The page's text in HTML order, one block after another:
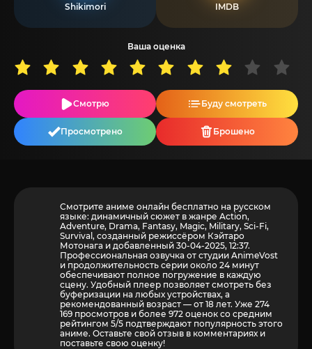
Shikimori IMDB
Ваша оценка
Смотрю Буду смотреть
Просмотрено Брошено
Смотрите аниме онлайн бесплатно на русском
языке: динамичный сюжет в жанре Action,
Adventure, Drama, Fantasy, Magic, Military, Sci-Fi,
Survival, созданный режиссёром Кэйтаро
Мотонага и добавленный 30-04-2025, 12:37.
Профессиональная озвучка от студии AnimeVost
и продолжительность серии около 24 минут
обеспечивают полное погружение в каждую
сцену. Удобный плеер позволяет смотреть без
буферизации на любых устройствах, а
рекомендованный возраст — от 18 лет. Уже 274
169 просмотров и более 972 оценок со средним
рейтингом 5/5 подтверждают популярность этого
аниме. Оставьте свой отзыв в комментариях и
поставьте свою оценку!